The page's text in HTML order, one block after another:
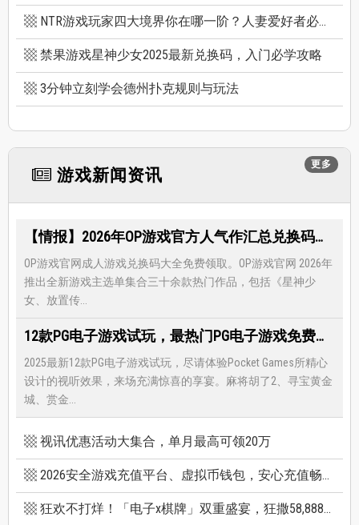
NTR游戏玩家四大境界你在哪一阶？人妻爱好者必看三款精选NTR游戏推荐
禁果游戏星神少女2025最新兑换码，入门必学攻略
3分钟立刻学会德州扑克规则与玩法
更多
游戏新闻资讯
【情报】2026年OP游戏官方人气作汇总兑换码大全，限时免费礼包领取-每月更新
OP游戏官网成人游戏兑换码大全免费领取。OP游戏官网 2026年
推出全新游戏主选单集合三十余款热门作品，包括《星神少
女、放置传...
12款PG电子游戏试玩，最热门PG电子游戏免费试玩，还有超多福利等著你
2025最新12款PG电子游戏试玩，尽请体验Pocket Games所精心
设计的视听效果，来场充满惊喜的享宴。麻将胡了2、寻宝黄金
城、赏金...
视讯优惠活动大集合，单月最高可领20万
2026安全游戏充值平台、虚拟币钱包，安心充值畅快游戏
狂欢不打烊！「电子x棋牌」双重盛宴，狂撒58,888巨额红利